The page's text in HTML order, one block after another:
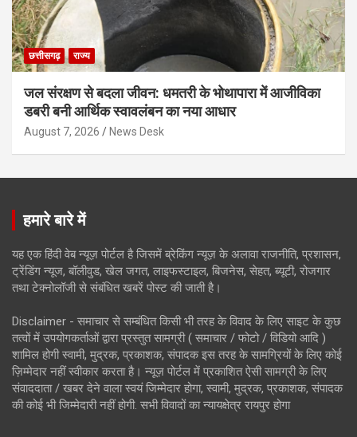
छत्तीसगढ़ राज्य
जल संरक्षण से बदला जीवन: धमतरी के भोथापारा में आजीविका
डबरी बनी आर्थिक स्वावलंबन का नया आधार
August 7, 2026 News Desk
हमारे बारे में
यह एक हिंदी वेब न्यूज़ पोर्टल है जिसमें ब्रेकिंग न्यूज़ के अलावा राजनीति, प्रशासन,
ट्रेंडिंग न्यूज, बॉलीवुड, खेल जगत, लाइफस्टाइल, बिजनेस, सेहत, ब्यूटी, रोजगार
तथा टेक्नोलॉजी से संबंधित खबरें पोस्ट की जाती है।
Disclaimer - समाचार से सम्बंधित किसी भी तरह के विवाद के लिए साइट के कुछ
तत्वों में उपयोगकर्ताओं द्वारा प्रस्तुत सामग्री ( समाचार / फोटो / विडियो आदि )
शामिल होगी स्वामी, मुद्रक, प्रकाशक, संपादक इस तरह के सामग्रियों के लिए कोई
ज़िम्मेदार नहीं स्वीकार करता है। न्यूज़ पोर्टल में प्रकाशित ऐसी सामग्री के लिए
संवाददाता / खबर देने वाला स्वयं जिम्मेदार होगा, स्वामी, मुद्रक, प्रकाशक, संपादक
की कोई भी जिम्मेदारी नहीं होगी. सभी विवादों का न्यायक्षेत्र रायपुर होगा